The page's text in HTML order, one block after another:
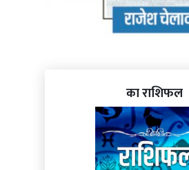
का राशिफल